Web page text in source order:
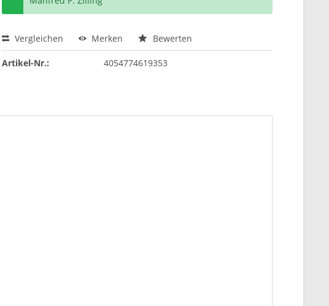
Vergleichen Merken Bewerten
Artikel-Nr.: 4054774619353